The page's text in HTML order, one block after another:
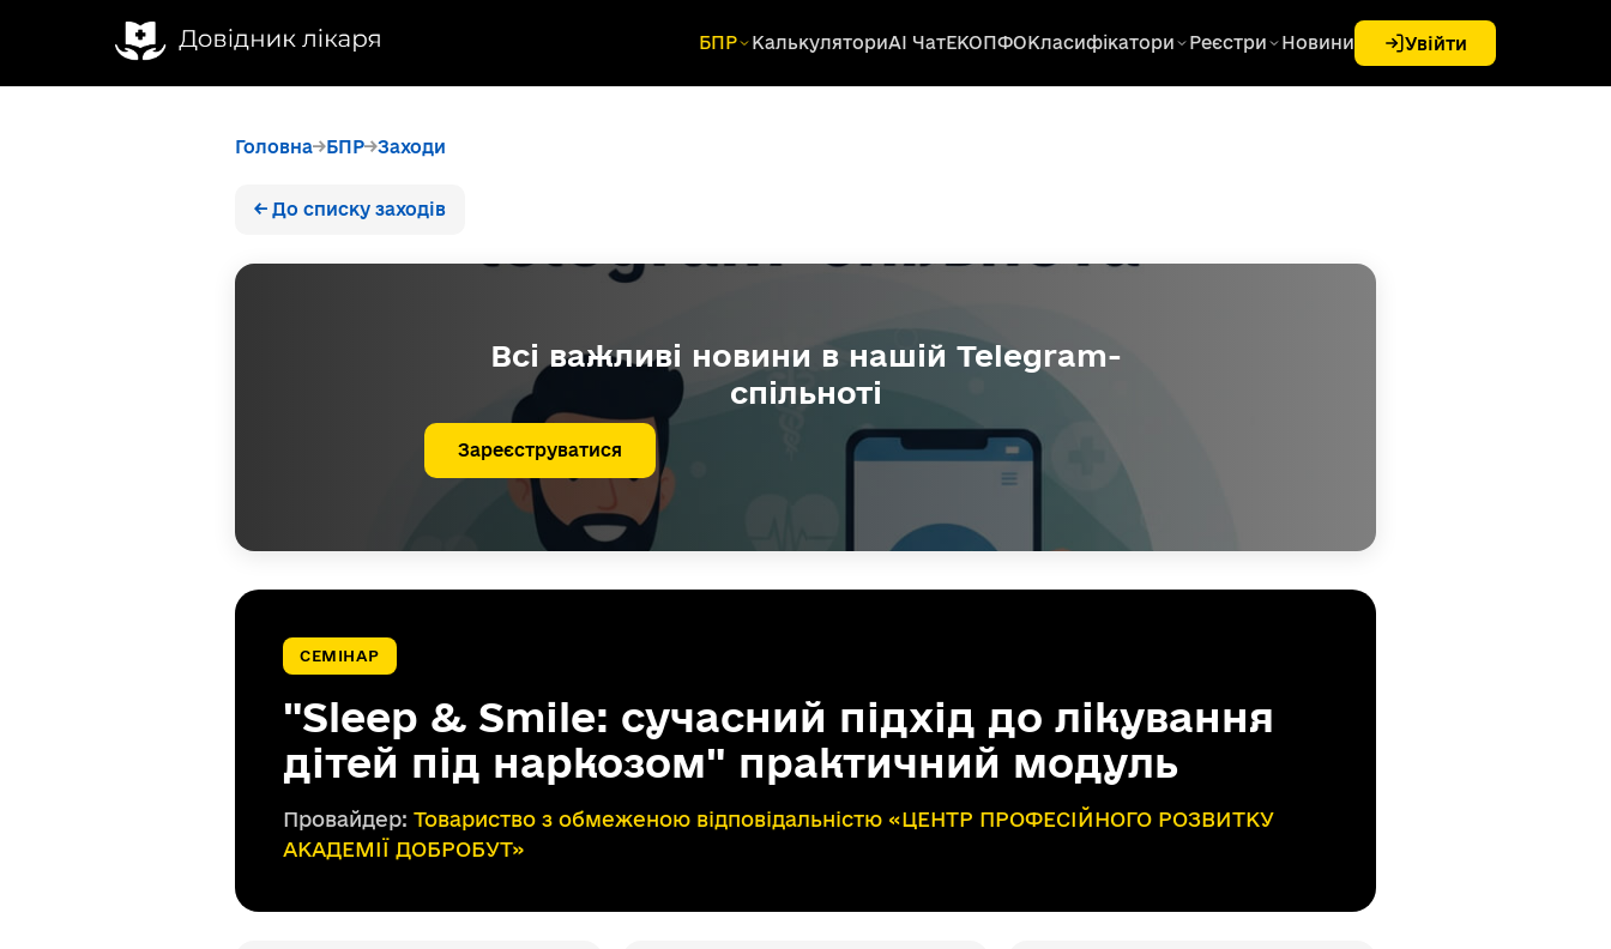
БПР КалькуляториAI ЧатЕКОПФОКласифікатори Реєстри Новини Увійти
Головна БПР Заходи
← До списку заходів
Всі важливі новини в нашій Telegram-
спільноті
Зареєструватися
СЕМІНАР
"Sleep & Smile: сучасний підхід до лікування
дітей під наркозом" практичний модуль
Провайдер: Товариство з обмеженою відповідальністю «ЦЕНТР ПРОФЕСІЙНОГО РОЗВИТКУ
АКАДЕМІЇ ДОБРОБУТ»